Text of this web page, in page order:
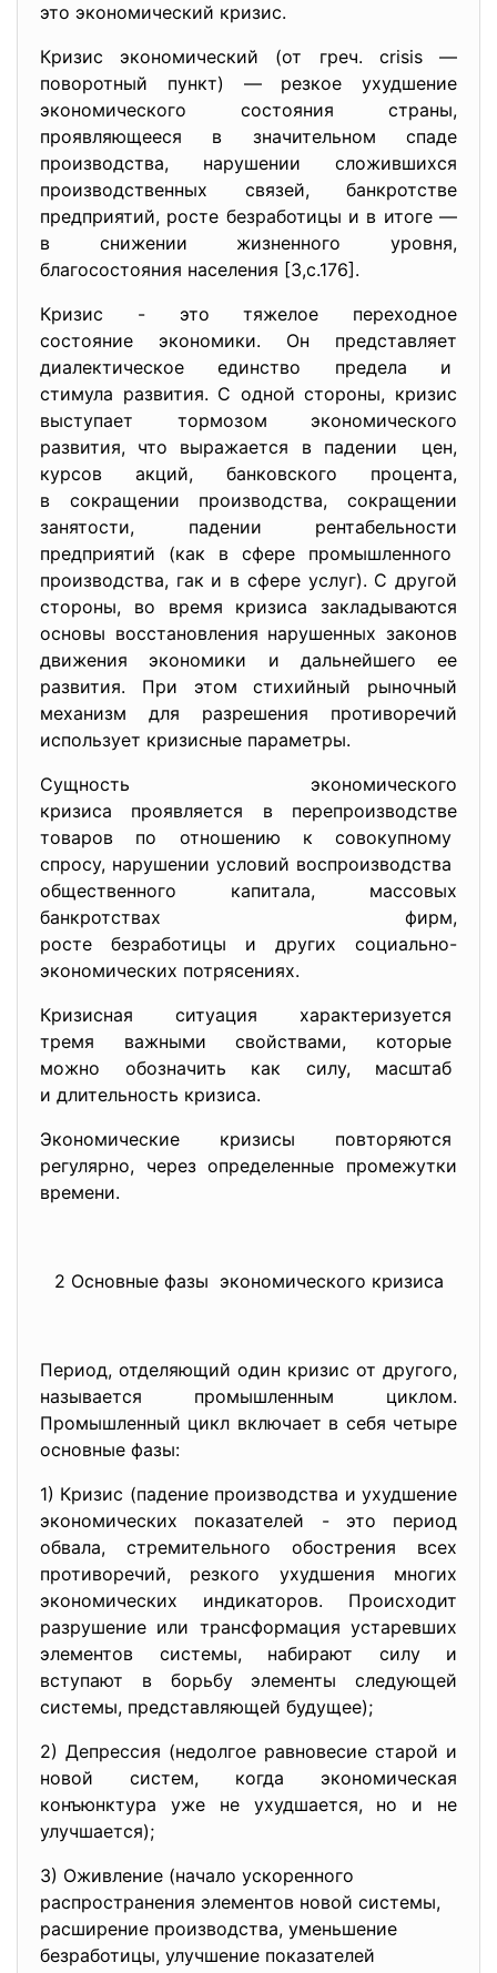
это экономический кризис.
Кризис экономический (от греч. сrisis —
поворотный пункт) — резкое ухудшение
экономического состояния страны,
проявляющееся в значительном спаде
производства, нарушении сложившихся
производственных связей, банкротстве
предприятий, росте безработицы и в итоге —
в снижении жизненного уровня,
благосостояния населения [3,с.176].
Кризис - это тяжелое переходное
состояние экономики. Он представляет
диалектическое единство предела и
стимула развития. С одной стороны, кризис
выступает тормозом экономического
развития, что выражается в падении цен,
курсов акций, банковского процента,
в сокращении производства, сокращении
занятости, падении рентабельности
предприятий (как в сфере промышленного
производства, гак и в сфере услуг). С другой
стороны, во время кризиса закладываются
основы восстановления нарушенных законов
движения экономики и дальнейшего ее
развития. При этом стихийный рыночный
механизм для разрешения противоречий
использует кризисные параметры.
Сущность экономического
кризиса проявляется в перепроизводстве
товаров по отношению к совокупному
спросу, нарушении условий воспроизводства
общественного капитала, массовых
банкротствах фирм,
росте безработицы и других социально-
экономических потрясениях.
Кризисная ситуация характеризуется
тремя важными свойствами, которые
можно обозначить как силу, масштаб
и длительность кризиса.
Экономические кризисы повторяются
регулярно, через определенные промежутки
времени.
2 Основные фазы экономического кризиса
Период, отделяющий один кризис от другого,
называется промышленным циклом.
Промышленный цикл включает в себя четыре
основные фазы:
1) Кризис (падение производства и ухудшение
экономических показателей - это период
обвала, стремительного обострения всех
противоречий, резкого ухудшения многих
экономических индикаторов. Происходит
разрушение или трансформация устаревших
элементов системы, набирают силу и
вступают в борьбу элементы следующей
системы, представляющей будущее);
2) Депрессия (недолгое равновесие старой и
новой систем, когда экономическая
конъюнктура уже не ухудшается, но и не
улучшается);
3) Оживление (начало ускоренного
распространения элементов новой системы,
расширение производства, уменьшение
безработицы, улучшение показателей